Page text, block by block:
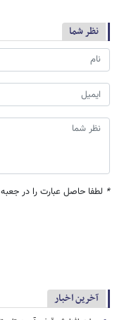
نظر شما
* لطفا حاصل عبارت را در
آخرین اخبار